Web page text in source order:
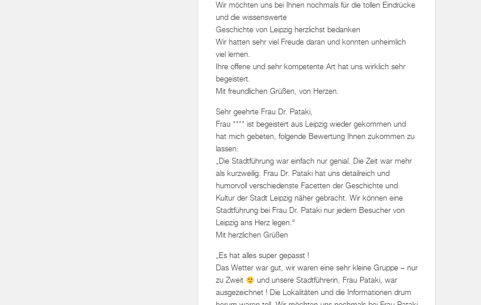
Wir möchten uns bei Ihnen nochmals für die tollen Eindrücke
und die wissenswerte
Geschichte von Leipzig herzlichst bedanken
Wir hatten sehr viel Freude daran und konnten unheimlich
viel lernen.
Ihre offene und sehr kompetente Art hat uns wirklich sehr
begeistert.
Mit freundlichen Grüßen, von Herzen.
Sehr geehrte Frau Dr. Pataki,
Frau **** ist begeistert aus Leipzig wieder gekommen und
hat mich gebeten, folgende Bewertung Ihnen zukommen zu
lassen:
„Die Stadtführung war einfach nur genial. Die Zeit war mehr
als kurzweilig. Frau Dr. Pataki hat uns detailreich und
humorvoll verschiedenste Facetten der Geschichte und
Kultur der Stadt Leipzig näher gebracht. Wir können eine
Stadtführung bei Frau Dr. Pataki nur jedem Besucher von
Leipzig ans Herz legen.“
Mit herzlichen Grüßen
„Es hat alles super gepasst !
Das Wetter war gut, wir waren eine sehr kleine Gruppe – nur
zu Zweit
und unsere Stadtführerin, Frau Pataki, war
ausgezeichnet ! Die Lokalitäten und die Informationen drum